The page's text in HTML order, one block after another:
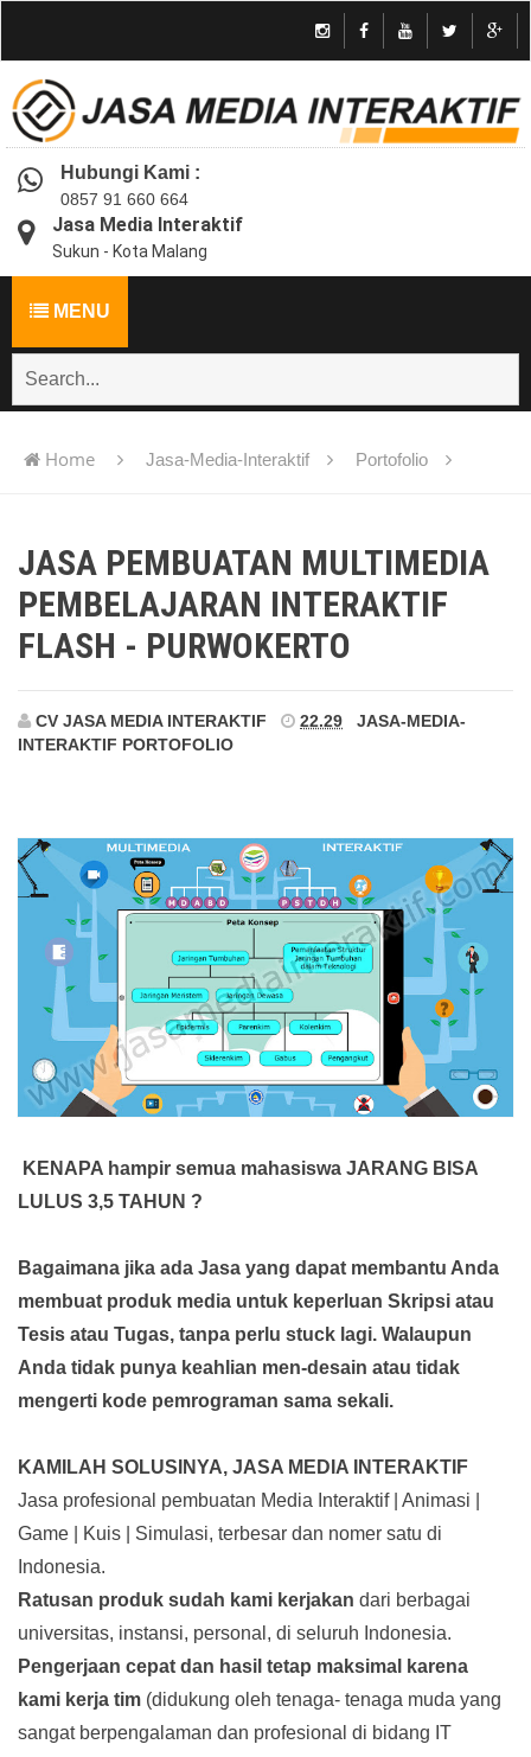
Hubungi Kami :
0857 91 660 664
Jasa Media Interaktif
Sukun - Kota Malang
MENU
Home Jasa-Media-Interaktif Portofolio
JASA PEMBUATAN MULTIMEDIA
PEMBELAJARAN INTERAKTIF
FLASH - PURWOKERTO
CV JASA MEDIA INTERAKTIF 22.29
JASA-MEDIA-
INTERAKTIF PORTOFOLIO
KENAPA hampir semua mahasiswa JARANG BISA
LULUS 3,5 TAHUN ?
Bagaimana jika ada Jasa yang dapat membantu Anda
membuat produk media untuk keperluan Skripsi atau
Tesis atau Tugas, tanpa perlu stuck lagi. Walaupun
Anda tidak punya keahlian men-desain atau tidak
mengerti kode pemrograman sama sekali.
KAMILAH SOLUSINYA, JASA MEDIA INTERAKTIF
Jasa profesional pembuatan Media Interaktif | Animasi |
Game | Kuis | Simulasi, terbesar dan nomer satu di
Indonesia.
Ratusan produk sudah kami kerjakan dari berbagai
universitas, instansi, personal, di seluruh Indonesia.
Pengerjaan cepat dan hasil tetap maksimal karena
kami kerja tim (didukung oleh tenaga- tenaga muda yang
sangat berpengalaman dan profesional di bidang IT